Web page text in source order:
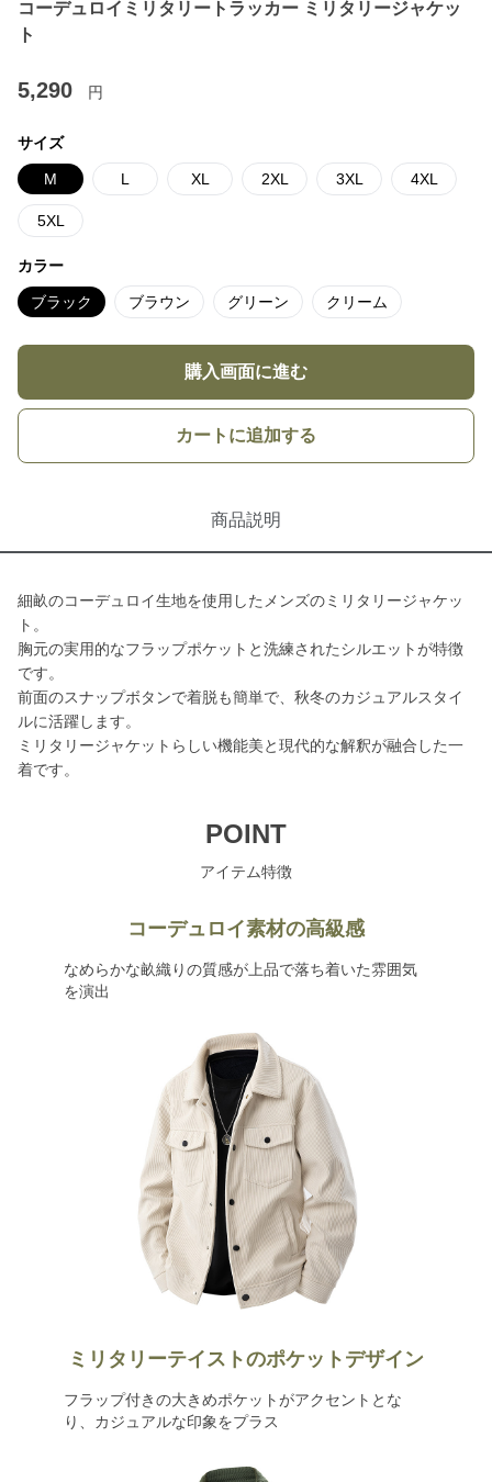
コーデュロイミリタリートラッカー ミリタリージャケッ
ト
5,290 円
サイズ
M L XL 2XL 3XL 4XL
5XL
カラー
ブラック ブラウン グリーン クリーム
購入画面に進む
カートに追加する
商品説明
細畝のコーデュロイ生地を使用したメンズのミリタリージャケッ
ト。
胸元の実用的なフラップポケットと洗練されたシルエットが特徴
です。
前面のスナップボタンで着脱も簡単で、秋冬のカジュアルスタイ
ルに活躍します。
ミリタリージャケットらしい機能美と現代的な解釈が融合した一
着です。
POINT
アイテム特徴
コーデュロイ素材の高級感
なめらかな畝織りの質感が上品で落ち着いた雰囲気
を演出
ミリタリーテイストのポケットデザイン
フラップ付きの大きめポケットがアクセントとな
り、カジュアルな印象をプラス